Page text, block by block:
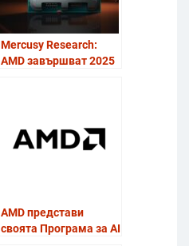
Mercusy Research:
AMD завършват 2025
AMD представи
своята Програма за AI